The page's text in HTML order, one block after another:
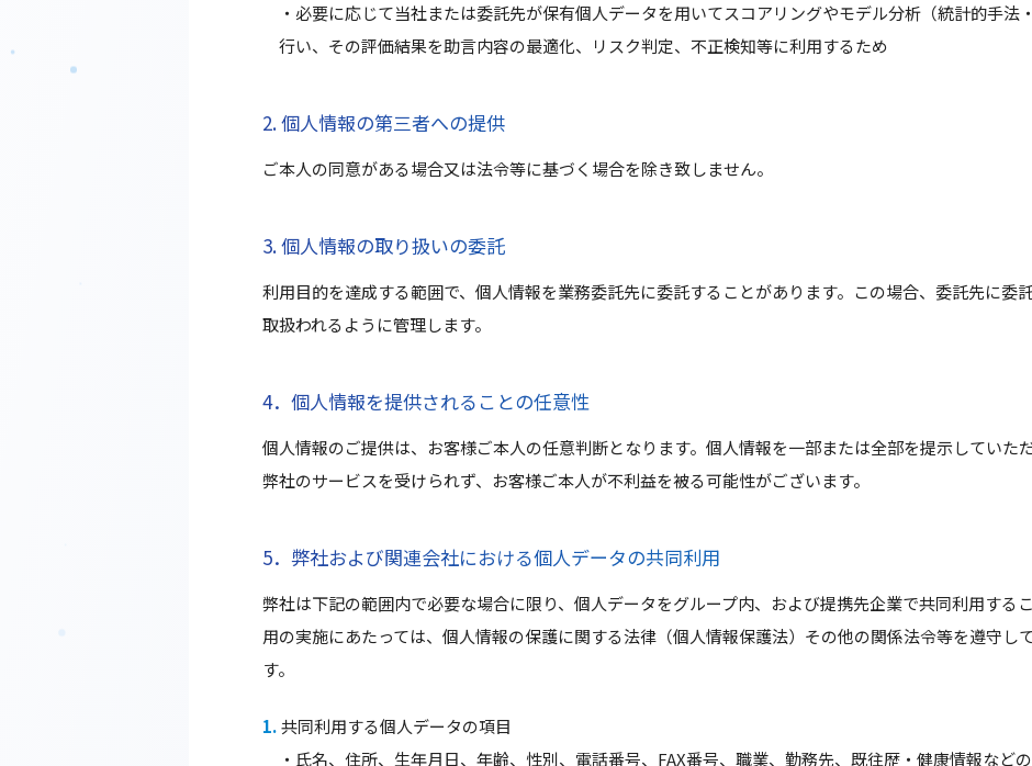
・必要に応じて当社または委託先が保有個人データを用いてスコアリングやモデル分析（統計的手法
行い、その評価結果を助言内容の最適化、リスク判定、不正検知等に利用するため
2. 個人情報の第三者への提供
ご本人の同意がある場合又は法令等に基づく場合を除き致しません。
3. 個人情報の取り扱いの委託
利用目的を達成する範囲で、個人情報を業務委託先に委託することがあります。この場合、委託先に委
取扱われるように管理します。
4．個人情報を提供されることの任意性
個人情報のご提供は、お客様ご本人の任意判断となります。個人情報を一部または全部を提示していただ
弊社のサービスを受けられず、お客様ご本人が不利益を被る可能性がございます。
5．弊社および関連会社における個人データの共同利用
弊社は下記の範囲内で必要な場合に限り、個人データをグループ内、および提携先企業で共同利用する
用の実施にあたっては、個人情報の保護に関する法律（個人情報保護法）その他の関係法令等を遵守し
す。
共同利用する個人データの項目
・氏名、住所、生年月日、年齢、性別、電話番号、FAX番号、職業、勤務先、既往歴・健康情報など